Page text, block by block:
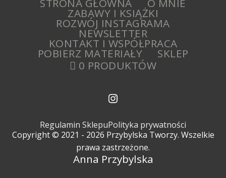
STRONA GŁÓWNA O MNIE
ZABAWY I KSIĄŻKI
ROZWÓJ INSTAGRAMA
NEWSLETTER
KONTAKT I WSPÓŁPRACA
POBIERZ MATERIAŁY
SKLEP
0 PRODUKTÓW
Regulamin SklepuPolityka prywatności
Copyright © 2021 - 2026 Przybylska Tworzy. Wszelkie
prawa zastrzeżone.
Anna Przybylska